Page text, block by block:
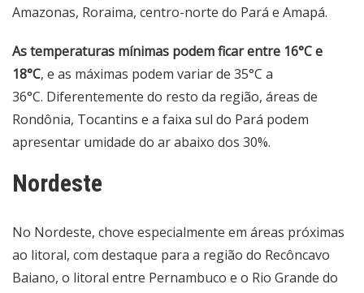
Amazonas, Roraima, centro-norte do Pará e Amapá.
As temperaturas mínimas podem ficar entre 16°C e
18°C, e as máximas podem variar de 35°C a
36°C. Diferentemente do resto da região, áreas de
Rondônia, Tocantins e a faixa sul do Pará podem
apresentar umidade do ar abaixo dos 30%.
Nordeste
No Nordeste, chove especialmente em áreas próximas
ao litoral, com destaque para a região do Recôncavo
Baiano, o litoral entre Pernambuco e o Rio Grande do